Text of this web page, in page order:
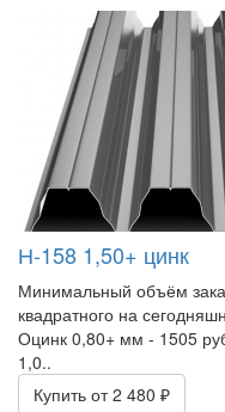
Н-158 1,50+ цинк
Минимальный объём
квадратного на
Оцинк 0,80+ мм - 1505
1,0..
Купить от 2 480 ₽